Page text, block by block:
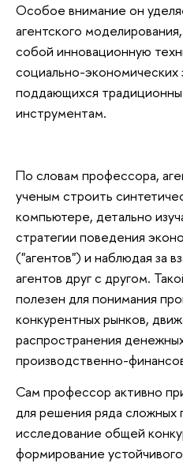
Особое внимание он
агентского
собой инновационную
социально-экономических
поддающихся
инструментам.
По словам профессора,
ученым строить
компьютере, детально
стратегии поведения
("агентов") и наблюдая за
агентов друг с другом.
полезен для понимания
конкурентных рынков,
распространения
производственно-
Сам профессор активно
для решения ряда сложных
исследование общей
формирование